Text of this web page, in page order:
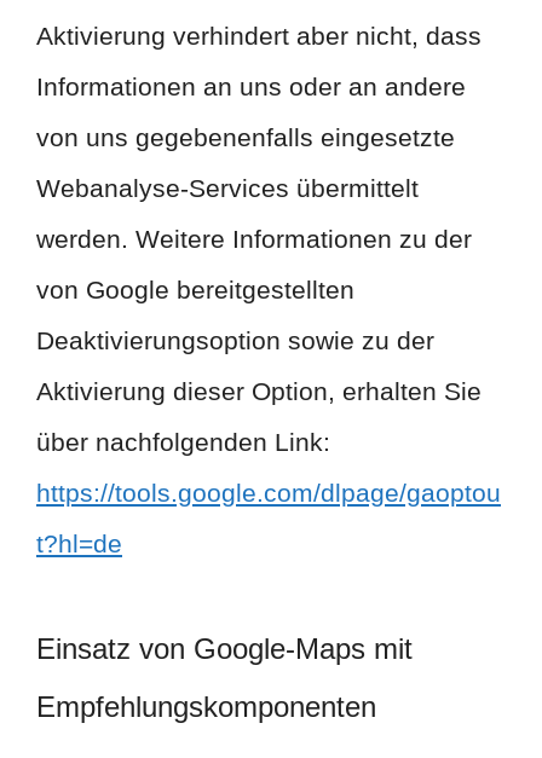
Aktivierung verhindert aber nicht, dass
Informationen an uns oder an andere
von uns gegebenenfalls eingesetzte
Webanalyse-Services übermittelt
werden. Weitere Informationen zu der
von Google bereitgestellten
Deaktivierungsoption sowie zu der
Aktivierung dieser Option, erhalten Sie
über nachfolgenden Link:
https://tools.google.com/dlpage/gaoptou
t?hl=de
Einsatz von Google-Maps mit
Empfehlungskomponenten